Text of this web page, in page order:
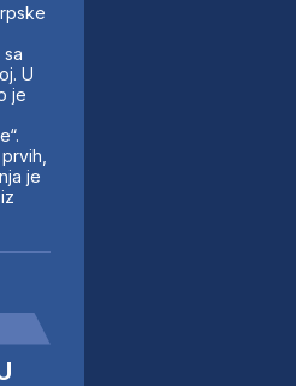
sa
U
je
je